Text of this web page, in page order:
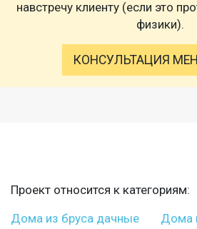
навстречу клиенту (если это
физики).
КОНСУЛЬТАЦИЯ
Проект относится к категориям:
Дома из бруса дачные
Дома